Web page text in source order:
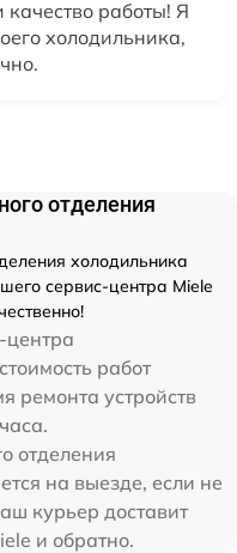
качество работы! Я
холодильника,
отделения
холодильника
сервис-центра Miele
центра
работ
ремонта устройств
отделения
на выезде, если не
курьер доставит
и обратно.